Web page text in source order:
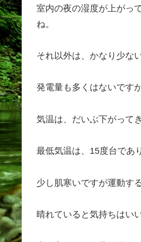
室内の夜の湿度が上がっ
ね。
それ以外は、かなり少な
発電量も多くはないです
気温は、だいぶ下がって
最低気温は、15度台であ
少し肌寒いですが運動す
晴れていると気持ちはい